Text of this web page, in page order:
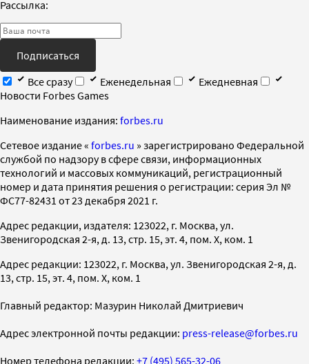
Рассылка:
Подписаться
Все сразу
Еженедельная
Ежедневная
Новости Forbes Games
Наименование издания: forbes.ru
Cетевое издание « forbes.ru » зарегистрировано Федеральной
службой по надзору в сфере связи, информационных
технологий и массовых коммуникаций, регистрационный
номер и дата принятия решения о регистрации: серия Эл №
ФС77-82431 от 23 декабря 2021 г.
Адрес редакции, издателя: 123022, г. Москва, ул.
Звенигородская 2-я, д. 13, стр. 15, эт. 4, пом. X, ком. 1
Адрес редакции: 123022, г. Москва, ул. Звенигородская 2-я, д.
13, стр. 15, эт. 4, пом. X, ком. 1
Главный редактор: Мазурин Николай Дмитриевич
Адрес электронной почты редакции: press-release@forbes.ru
Номер телефона редакции: +7 (495) 565-32-06